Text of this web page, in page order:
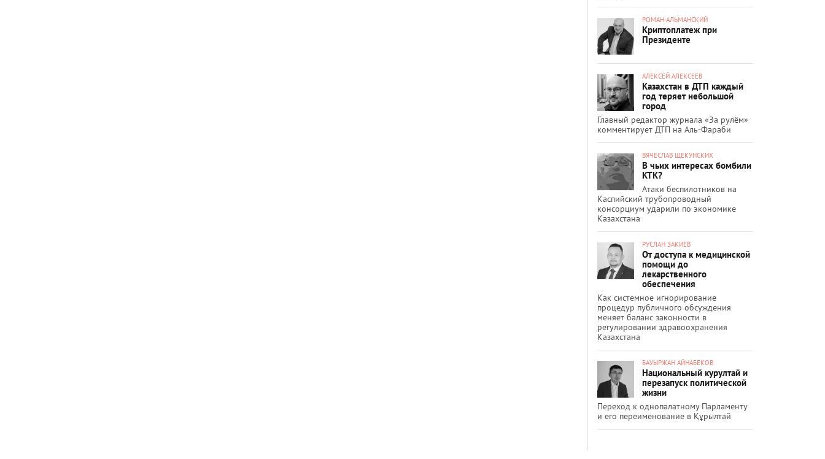
РОМАН АЛЬМАНСКИЙ
Криптоплатеж при
Президенте
АЛЕКСЕЙ АЛЕКСЕЕВ
Казахстан в ДТП каждый
год теряет небольшой
город
Главный редактор журнала «За рулём»
комментирует ДТП на Аль-Фараби
ВЯЧЕСЛАВ ЩЕКУНСКИХ
В чьих интересах бомбили
КТК?
Атаки беспилотников на
Каспийский трубопроводный
консорциум ударили по экономике
Казахстана
РУСЛАН ЗАКИЕВ
От доступа к медицинской
помощи до
лекарственного
обеспечения
Как системное игнорирование
процедур публичного обсуждения
меняет баланс законности в
регулировании здравоохранения
Казахстана
БАУЫРЖАН АЙНАБЕКОВ
Национальный курултай и
перезапуск политической
жизни
Переход к однопалатному Парламенту
и его переименование в Құрылтай